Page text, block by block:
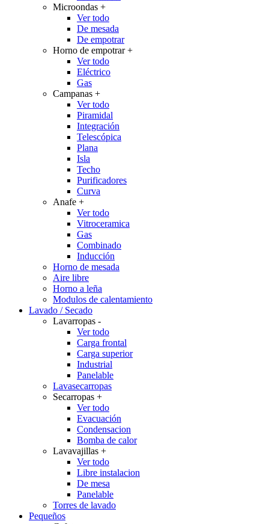
Microondas +
Ver todo
De mesada
De empotrar
Horno de empotrar+
Ver todo
Eléctrico
Gas
Campanas +
Ver todo
Piramidal
Integración
Telescópica
Plana
Isla
Techo
Purificadores
Curva
Anafe +
Ver todo
Vitroceramica
Gas
Combinado
Inducción
Horno de mesada
Aire libre
Horno a leña
Modulos de calentamiento
Lavado / Secado
Lavarropas -
Ver todo
Carga frontal
Carga superior
Industrial
Panelable
Lavasecarropas
Secarropas +
Ver todo
Evacuación
Condensacion
Bomba de calor
Lavavajillas +
Ver todo
Libre instalacion
De mesa
Panelable
Torres de lavado
Pequeños